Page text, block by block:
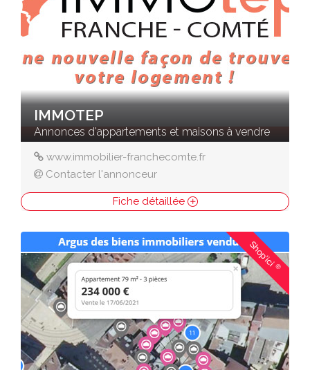
IMMOTEP
Annonces d'appartements et maisons à vendre
www.immobilier-franchecomte.fr
Contacter l'annonceur
Fiche détaillée
Shop'ici®